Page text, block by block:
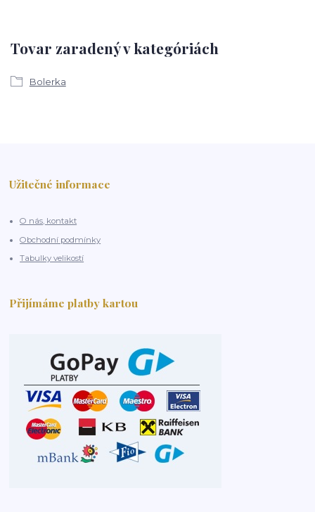
Tovar zaradený v kategóriách
Bolerka
Užitečné informace
O nás, kontakt
Obchodní podmínky
Tabulky velikostí
Přijímáme platby kartou